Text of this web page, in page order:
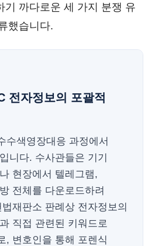
기 까다로운 세 가지 분쟁 유
했습니다.
전자정보의 포괄적
수색영장대응 과정에서
니다. 수사관들은 기기
현장에서 텔레그램,
전체를 다운로드하려
재판소 판례상 전자정보의
직접 관련된 키워드로
, 변호인을 통해 포렌식